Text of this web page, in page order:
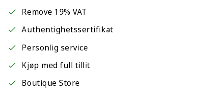
Remove 19% VAT
Authentighetssertifikat
Personlig service
Kjøp med full tillit
Boutique Store